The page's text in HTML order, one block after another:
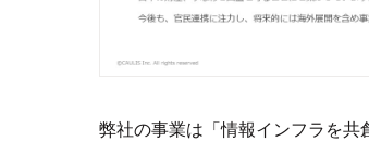
弊社の事業は「情報インフラを